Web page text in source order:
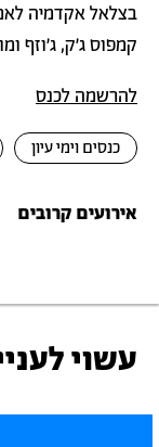
בצלאל אקדמיה
קמפוס ג׳ק, ג׳וזף
להרשמה לכנס
כנסים וימי עיון
אירועים קרובים
עשוי